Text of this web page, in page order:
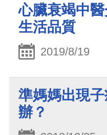
心臟衰竭中
生活品質
2019/8/19
準媽媽出現
辦？